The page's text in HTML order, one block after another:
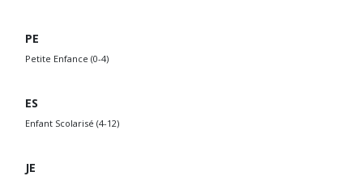
PE
Petite Enfance (0-4)
ES
Enfant Scolarisé (4-12)
JE